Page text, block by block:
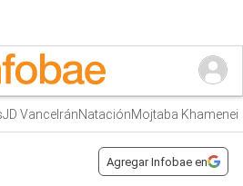
JD VanceIránNataciónMojtaba Khamenei
Agregar Infobae en